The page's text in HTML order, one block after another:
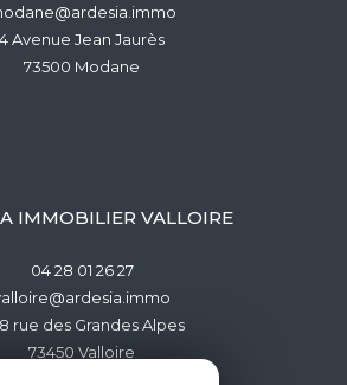
4 Avenue Jean Jaurès
73500
modane
IMMOBILIER VALLOIRE
04 28 01 26 27
rue des Grandes Alpes
73450
valloire